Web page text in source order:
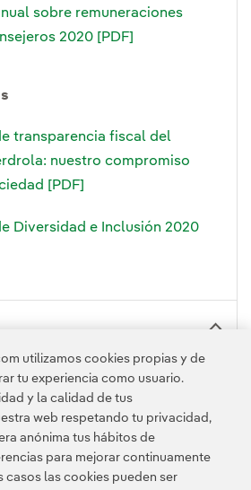
sobre remuneraciones
2020 [PDF]
transparencia fiscal del
nuestro compromiso
[PDF]
Diversidad e Inclusión 2020
febrero 2020 [PDF]
informe de gestión,
auditoría
[PDF]
utilizamos cookies propias y de
tu experiencia como usuario.
y la calidad de tus
web respetando tu privacidad,
anónima tus hábitos de
para mejorar continuamente
casos las cookies pueden ser